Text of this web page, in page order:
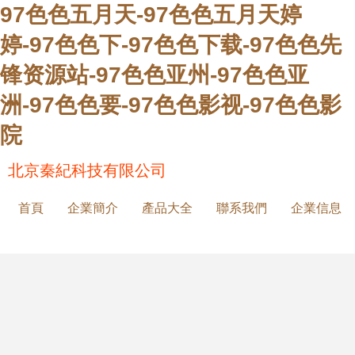
97色色五月天-97色色五月天婷
婷-97色色下-97色色下载-97色色先
锋资源站-97色色亚州-97色色亚
洲-97色色要-97色色影视-97色色影
院
北京秦紀科技有限公司
首頁 企業簡介 產品大全 聯系我們 企業信息